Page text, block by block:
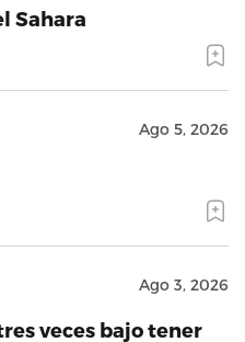
Sahara
Ago 5, 2026
Ago 3, 2026
veces bajo tener